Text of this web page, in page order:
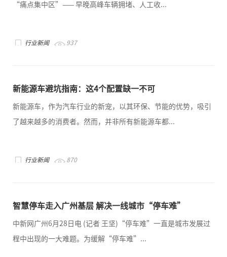
“痛点集中区”—— 早晚高峰车辆拥堵、人工收...
行业新闻 937
新能源车避坑指南：这4个配置缺一不可
新能源车，作为汽车行业的新宠，以其环保、节能的优势，吸引
了越来越多的消费者。然而，并非所有新能源车都...
行业新闻 870
智慧停车走入广州基层 解决一线城市“停车难”
中新网广州6月28日电 (记者 王坚)“停车难”一直是城市发展过
程中出现的一大难题。为缓解“停车难”...